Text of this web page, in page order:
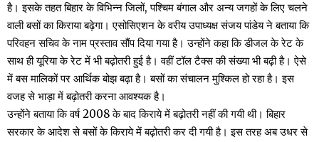
है। इसके तहत बिहार के विभिन्न जिलों, पश्चिम बंगाल और अन्य जगहों के लिए चलने
वाली बसों का किराया बढ़ेगा। एसोसिएशन के वरीय उपाध्यक्ष संजय पांडेय ने बताया कि
परिवहन सचिव के नाम प्रस्ताव सौंप दिया गया है। उन्होंने कहा कि डीजल के रेट के
साथ ही यूरिया के रेट में भी बढ़ोतरी हुई है। वहीं टॉल टैक्स की संख्या भी बढ़ी है। ऐसे
में बस मालिकों पर आर्थिक बोझ बढ़ा है। बसों का संचालन मुश्किल हो रहा है। इस
वजह से भाड़ा में बढ़ोतरी करना आवश्यक है।
उन्होंने बताया कि वर्ष 2008 के बाद किराये में बढ़ोतरी नहीं की गयी थी। बिहार
सरकार के आदेश से बसों के किराये में बढ़ोतरी कर दी गयी है। इस तरह अब उधर से